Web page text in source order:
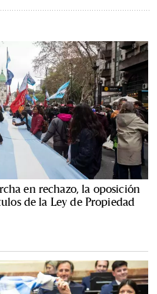
en rechazo, la oposición
de la Ley de Propiedad